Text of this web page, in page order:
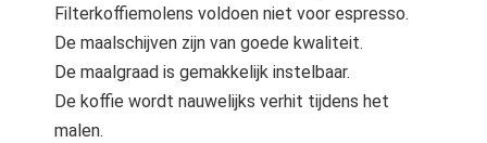
Filterkoffiemolens voldoen niet voor espresso.
De maalschijven zijn van goede kwaliteit.
De maalgraad is gemakkelijk instelbaar.
De koffie wordt nauwelijks verhit tijdens het
malen.